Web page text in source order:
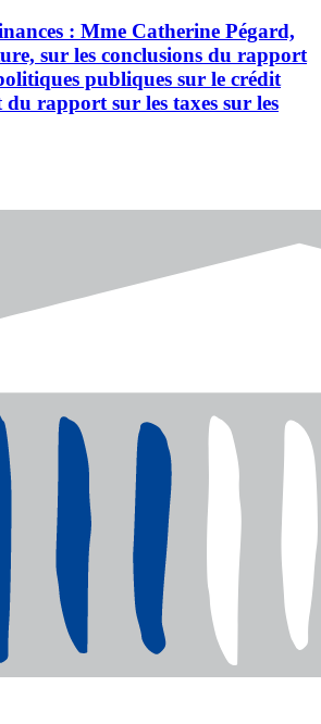
: Mme Catherine Pégard,
sur les conclusions du rapport
publiques sur le crédit
du rapport sur les taxes sur les